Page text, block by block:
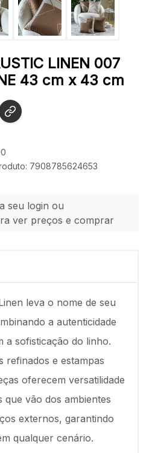
LINEN 007
43 cm x 43 cm
7908785624653
seu login ou
ver preços e comprar
leva o nome de seu
a autenticidade
a sofisticação do linho.
refinados e estampas
oferecem versatilidade
que vão dos ambientes
externos, garantindo
qualquer cenário.